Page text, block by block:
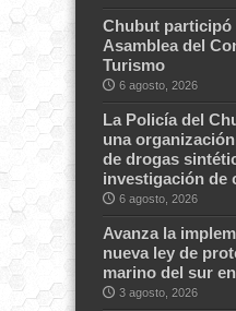
Chubut participó
Asamblea del
Turismo
6 agosto, 2026
La Policía del
una
de drogas
investigación de
6 agosto, 2026
Avanza la
nueva ley de
marino del sur
3 agosto, 2026